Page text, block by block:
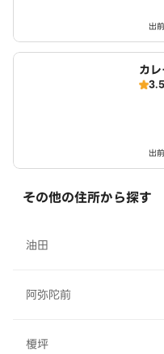
出
カ
町3.5
出
その他の住所から探す
油田
阿弥陀前
榎坪